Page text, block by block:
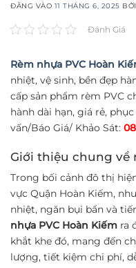
ĐĂNG VÀO 11 THÁNG 6, 2025
Đánh Giá
Rèm nhựa PVC Hoàn
nhiệt, vệ sinh, bền đẹp
cấp sản phẩm rèm PVC
hành dài hạn, giá rẻ,
vấn/Báo Giá/ Khảo Sát:
Giới thiệu chung về
Trong bối cảnh đô thị
vực Quận Hoàn Kiếm,
nhiệt, ngăn bụi bẩn và
nhựa PVC Hoàn Kiếm ra
khắt khe đó, mang đến
lượng, tiết kiệm chi phí,